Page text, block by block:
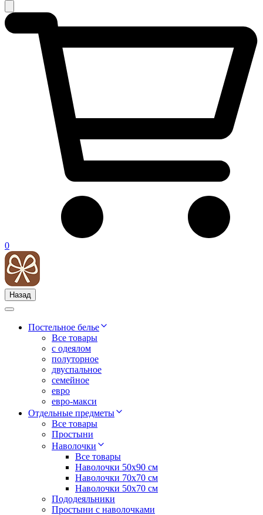
0
Назад
Постельное белье
Все товары
с одеялом
полуторное
двуспальное
семейное
евро
евро-макси
Отдельные предметы
Все товары
Простыни
Наволочки
Все товары
Наволочки 50x90 см
Наволочки 70x70 cм
Наволочки 50х70 см
Пододеяльники
Простыни с наволочками